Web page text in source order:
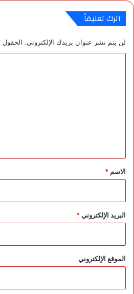
م
اترك تعليقاً
لن يتم نشر عنوان بريدك الإلكتروني. الحقول
*
الاسم *
البريد الإلكتروني*
الموقع الإلكتروني